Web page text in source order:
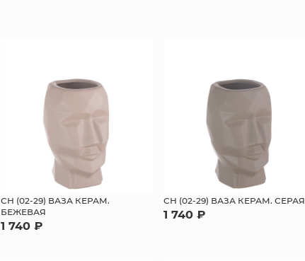
СН (02-29) ВАЗА КЕРАМ.
БЕЖЕВАЯ
1 740 ₽
СН (02-29) ВАЗА КЕРАМ. СЕРАЯ
1 740 ₽